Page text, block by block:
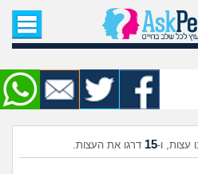
עמוד הבית
שאל שאלה
שאלות חדשות
שאלות שעוררו עניין
עצות, ו-15 דרגו את העצות.